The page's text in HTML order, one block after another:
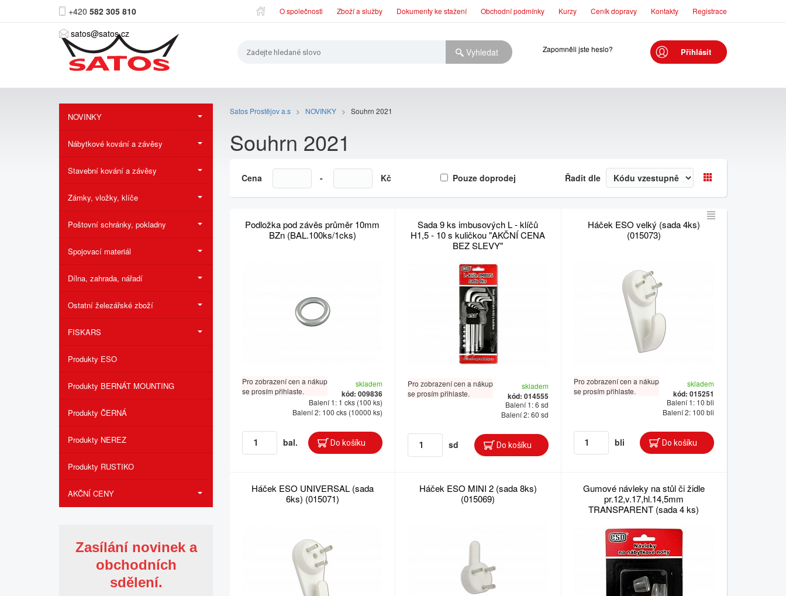
Přihlásit
+420 582 305 810
satos@satos.cz
O společnosti Zboží a služby Dokumenty ke stažení Obchodní podmínky Kurzy Ceník dopravy Kontakty Registrace
Zapomněli jste heslo?
NOVINKY
Nábytkové kování a závěsy
Stavební kování a závěsy
Zámky, vložky, klíče
Poštovní schránky, pokladny
Spojovací materiál
Dílna, zahrada, nářadí
Ostatní železářské zboží
FISKARS
Produkty ESO
Produkty BERNÁT MOUNTING
Produkty ČERNÁ
Produkty NEREZ
Produkty RUSTIKO
AKČNÍ CENY
Zasílání novinek a
obchodních
sdělení.
Satos Prostějov a.s > NOVINKY > Souhrn 2021
Souhrn 2021
Cena - Kč Pouze doprodej Řadit dle
Podložka pod závěs průměr 10mm
BZn (BAL.100ks/1cks)
Pro zobrazení cen a nákup
se prosím přihlaste.
skladem
kód: 009836
Balení 1: 1 cks (100 ks)
Balení 2: 100 cks (10000 ks)
bal.
Sada 9 ks imbusových L - klíčů
H1,5 - 10 s kuličkou "AKČNÍ CENA
BEZ SLEVY"
Pro zobrazení cen a nákup
se prosím přihlaste.
skladem
kód: 014555
Balení 1: 6 sd
Balení 2: 60 sd
sd
Háček ESO velký (sada 4ks)
(015073)
Pro zobrazení cen a nákup
se prosím přihlaste.
skladem
kód: 015251
Balení 1: 10 bli
Balení 2: 100 bli
bli
Háček ESO UNIVERSAL (sada
6ks) (015071)
Háček ESO MINI 2 (sada 8ks)
(015069)
Gumové návleky na stůl či židle
pr.12,v.17,hl.14,5mm
TRANSPARENT (sada 4 ks)